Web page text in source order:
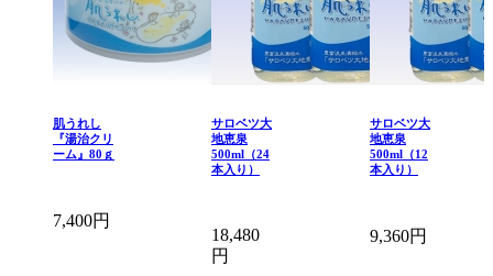
肌うれし
『湯治クリ
ーム』80ｇ
7,400円
サロベツ大
地恵泉
500ml（24
本入り）
18,480
円
サロベツ大
地恵泉
500ml（12
本入り）
9,360円